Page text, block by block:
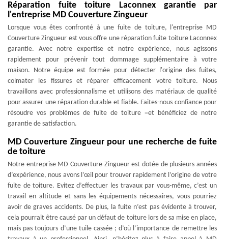
Réparation fuite toiture Laconnex garantie par
l'entreprise MD Couverture Zingueur
Lorsque vous êtes confronté à une fuite de toiture, l'entreprise MD
Couverture Zingueur est vous offre une réparation fuite toiture Laconnex
garantie. Avec notre expertise et notre expérience, nous agissons
rapidement pour prévenir tout dommage supplémentaire à votre
maison. Notre équipe est formée pour détecter l'origine des fuites,
colmater les fissures et réparer efficacement votre toiture. Nous
travaillons avec professionnalisme et utilisons des matériaux de qualité
pour assurer une réparation durable et fiable. Faites-nous confiance pour
résoudre vos problèmes de fuite de toiture =et bénéficiez de notre
garantie de satisfaction.
MD Couverture Zingueur pour une recherche de fuite
de toiture
Notre entreprise MD Couverture Zingueur est dotée de plusieurs années
d’expérience, nous avons l’œil pour trouver rapidement l’origine de votre
fuite de toiture. Evitez d’effectuer les travaux par vous-même, c’est un
travail en altitude et sans les équipements nécessaires, vous pourriez
avoir de graves accidents. De plus, la fuite n’est pas évidente à trouver,
cela pourrait être causé par un défaut de toiture lors de sa mise en place,
mais pas toujours d’une tuile cassée ; d’où l’importance de remettre les